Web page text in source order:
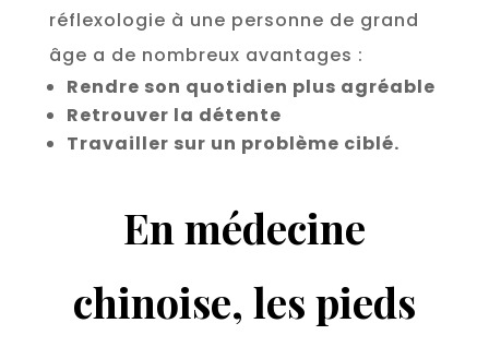
réflexologie à une personne de grand
âge a de nombreux avantages :
Rendre son quotidien plus agréable
Retrouver la détente
Travailler sur un problème ciblé.
En médecine
chinoise, les pieds